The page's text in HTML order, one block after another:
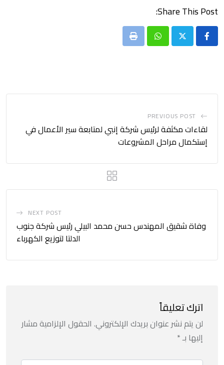
Share This Post:
Whatsapp
Print
PREVIOUS POST
لقاءات مكثفة لرئيس شركة إنبي لمتابعة سير الأعمال في
إستكمال مراحل المشروعات
NEXT POST
وفاة شقيق المهندس حسن محمد البيلي رئيس شركة جنوب
الدلتا لتوزيع الكهرباء
اترك تعليقاً
لن يتم نشر عنوان بريدك الإلكتروني. الحقول الإلزامية مشار
إليها بـ*